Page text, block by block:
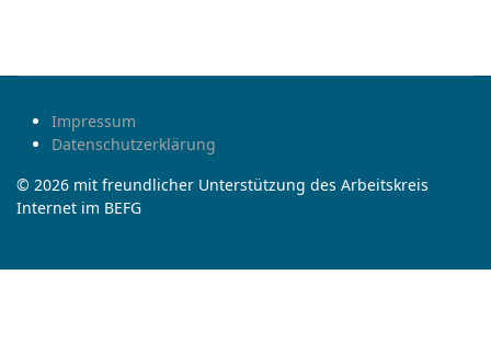
Impressum
Datenschutzerklärung
© 2026 mit freundlicher Unterstützung des Arbeitskreis
Internet im BEFG